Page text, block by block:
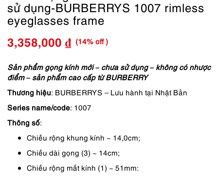
sử dụng-BURBERRYS 1007 rimless
eyeglasses frame
Giá
gốc
là:
3,358,000 ₫
Giá
hiện
tại
(14% off )
Sản phẩm gọng kính mới – chưa sử dụng – không có nhược
điểm – sản phẩm cao cấp từ BURBERRY
Thương hiệu: BURBERRYS – Lưu hành tại Nhật Bản
Series name/code: 1007
Thông số:
Chiều rộng khung kính ~ 14,0cm;
Chiều dài gọng (3) ~ 14cm;
Chiều rộng mắt kính (1) ~ 51mm: